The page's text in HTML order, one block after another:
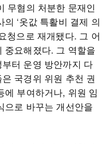
무혐의 처분한 문재인
‘옷값 특활비 결제 의
청으로 재개됐다. 그 어
중요해졌다. 그 역할을
터 운영 방안까지 다
국경위 위원 추천 권
에 부여하거나, 위원 임
으로 바꾸는 개선안을